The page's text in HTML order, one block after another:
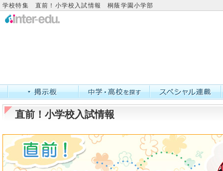
学校特集 直前！小学校入試情報 桐蔭学園小学部
直前！小学校入試情報